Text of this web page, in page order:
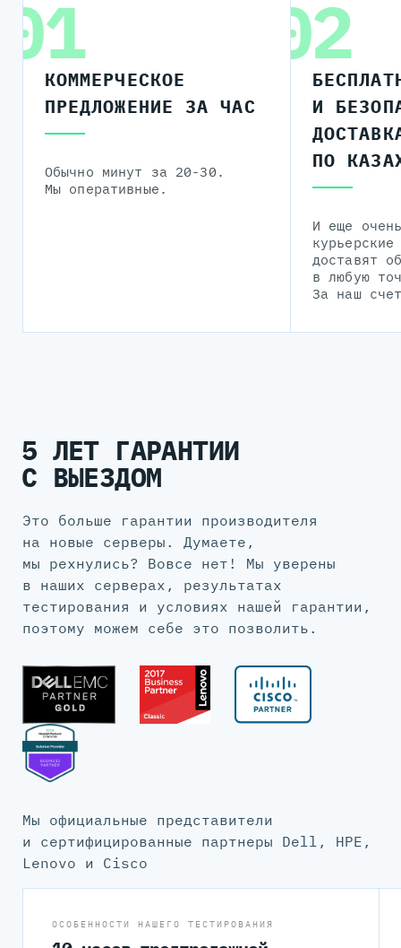
01
КОММЕРЧЕСКОЕ
ПРЕДЛОЖЕНИЕ ЗА ЧАС
Обычно минут за 20-30.
Мы оперативные.
02
И
ПО
И еще
доставят
в любую
За наш
5 ЛЕТ ГАРАНТИИ
С ВЫЕЗДОМ
Это больше гарантии производителя
на новые серверы. Думаете,
мы рехнулись? Вовсе нет! Мы уверены
в наших серверах, результатах
тестирования и условиях нашей гарантии,
поэтому можем себе это позволить.
Мы официальные представители
и сертифицированные партнеры Dell, HPE,
Lenovo и Cisco
ОСОБЕННОСТИ НАШЕГО ТЕСТИРОВАНИЯ